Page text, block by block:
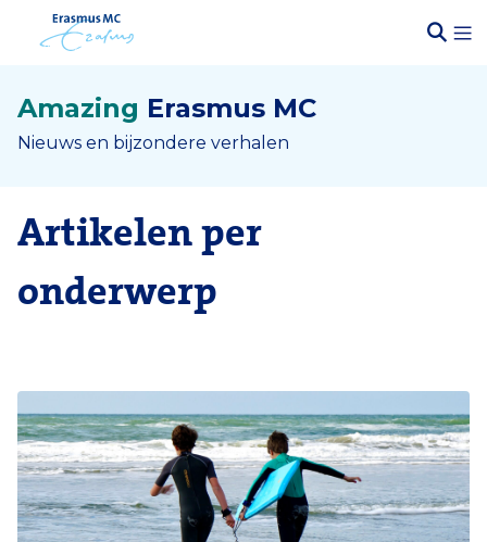
Amazing Erasmus MC
Nieuws en bijzondere verhalen
Artikelen per
onderwerp